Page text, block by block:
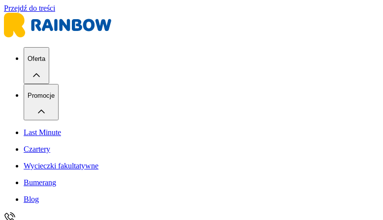
Przejdź do treści
Oferta
Promocje
Last Minute
Czartery
Wycieczki fakultatywne
Bumerang
Blog